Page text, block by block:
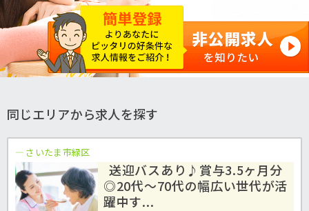
同じエリアから求人を探す
さいたま市緑区
送迎バスあり♪賞与3.5ヶ月分
◎20代～70代の幅広い世代が活
躍中す...